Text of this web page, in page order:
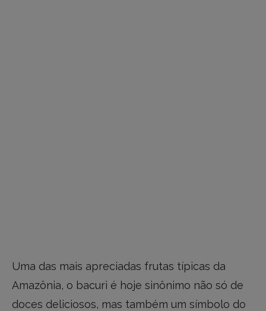
Uma das mais apreciadas frutas típicas da
Amazônia, o bacuri é hoje sinônimo não só de
doces deliciosos, mas também um símbolo do